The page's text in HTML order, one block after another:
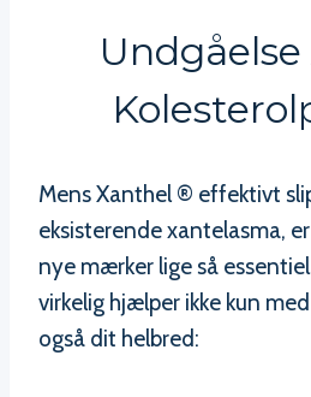
Mens Xanthel ® effektivt
eksisterende xantelasma,
nye mærker lige så
virkelig hjælper ikke kun
også dit helbred: